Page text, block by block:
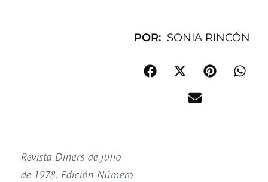
POR: SONIA RINCÓN
Revista Diners de julio
de 1978. Edición Número